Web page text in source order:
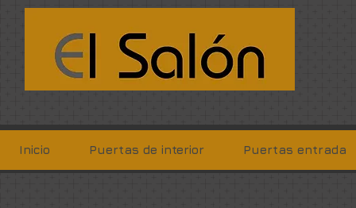
Inicio Puertas de interior Puertas entrada